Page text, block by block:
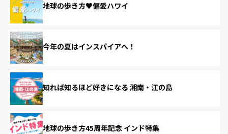
地球の歩き方♥偏愛ハワイ
今年の夏はインスパイアへ！
知れば知るほど好きになる 湘南・江の島
地球の歩き方45周年記念 インド特集